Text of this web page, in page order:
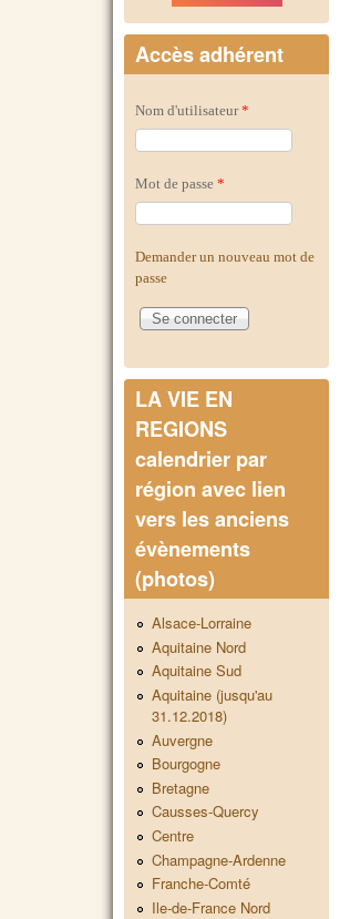
Accès adhérent
Nom d'utilisateur*
Mot de passe *
Demander un nouveau mot de
passe
LA VIE EN
REGIONS
calendrier par
région avec lien
vers les anciens
évènements
(photos)
Alsace-Lorraine
Aquitaine Nord
Aquitaine Sud
Aquitaine (jusqu'au
31.12.2018)
Auvergne
Bourgogne
Bretagne
Causses-Quercy
Centre
Champagne-Ardenne
Franche-Comté
Ile-de-France Nord